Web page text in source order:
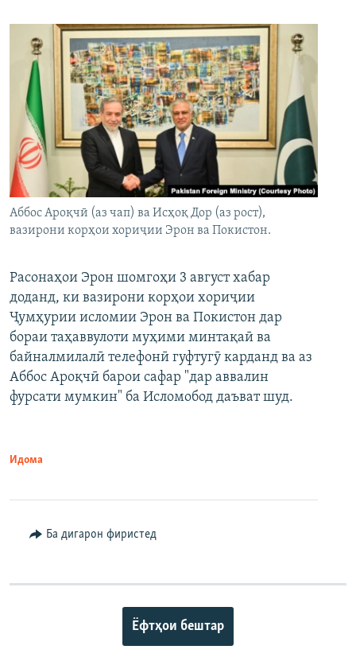
Аббос Ароқчӣ (аз чап) ва Исҳоқ Дор (аз рост),
вазирони корҳои хориҷии Эрон ва Покистон.
Расонаҳои Эрон шомгоҳи 3 август хабар
доданд, ки вазирони корҳои хориҷии
Ҷумҳурии исломии Эрон ва Покистон дар
бораи таҳаввулоти муҳими минтақаӣ ва
байналмилалӣ телефонӣ гуфтугӯ карданд ва аз
Аббос Ароқчӣ барои сафар "дар аввалин
фурсати мумкин" ба Исломобод даъват шуд.
Идома
Ба дигарон фиристед
Ёфтҳои бештар